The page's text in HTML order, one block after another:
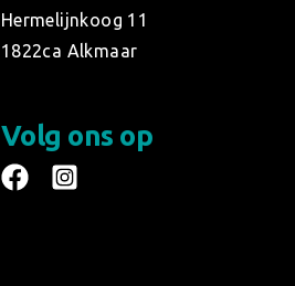
Hermelijnkoog 11
1822ca Alkmaar
Volg ons op